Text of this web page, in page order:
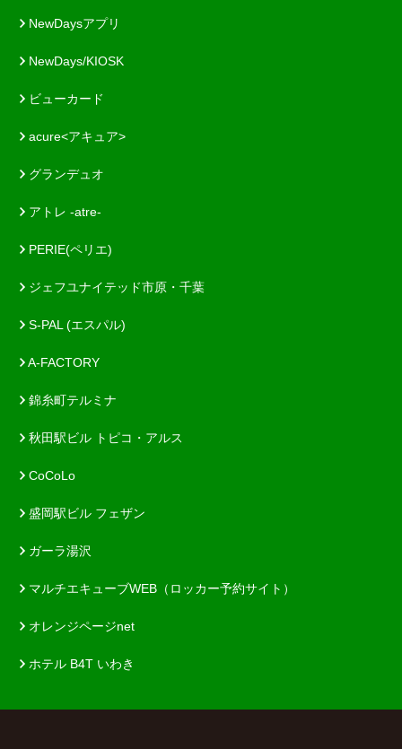
NewDaysアプリ
NewDays/KIOSK
ビューカード
acure<アキュア>
グランデュオ
アトレ -atre-
PERIE(ペリエ)
ジェフユナイテッド市原・千葉
S-PAL (エスパル)
A-FACTORY
錦糸町テルミナ
秋田駅ビル トピコ・アルス
CoCoLo
盛岡駅ビル フェザン
ガーラ湯沢
マルチエキューブWEB（ロッカー予約サイト）
オレンジページnet
ホテル B4T いわき